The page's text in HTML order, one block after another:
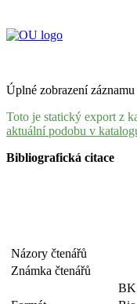
Úplné zobrazení záznamu
Toto je statický export z
aktuální podobu v
Bibliografická citace
Názory čtenářů
Známka čtenářů
BK